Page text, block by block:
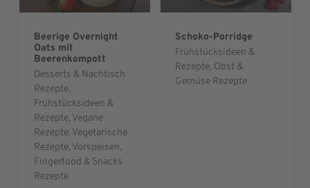
Beerige Overnight
Oats mit
Beerenkompott
Desserts & Nachtisch
Rezepte,
Frühstücksideen &
Rezepte, Vegane
Rezepte, Vegetarische
Rezepte, Vorspeisen,
Fingerfood & Snacks
Rezepte
Schoko-Porridge
Frühstücksideen &
Rezepte, Obst &
Gemüse Rezepte